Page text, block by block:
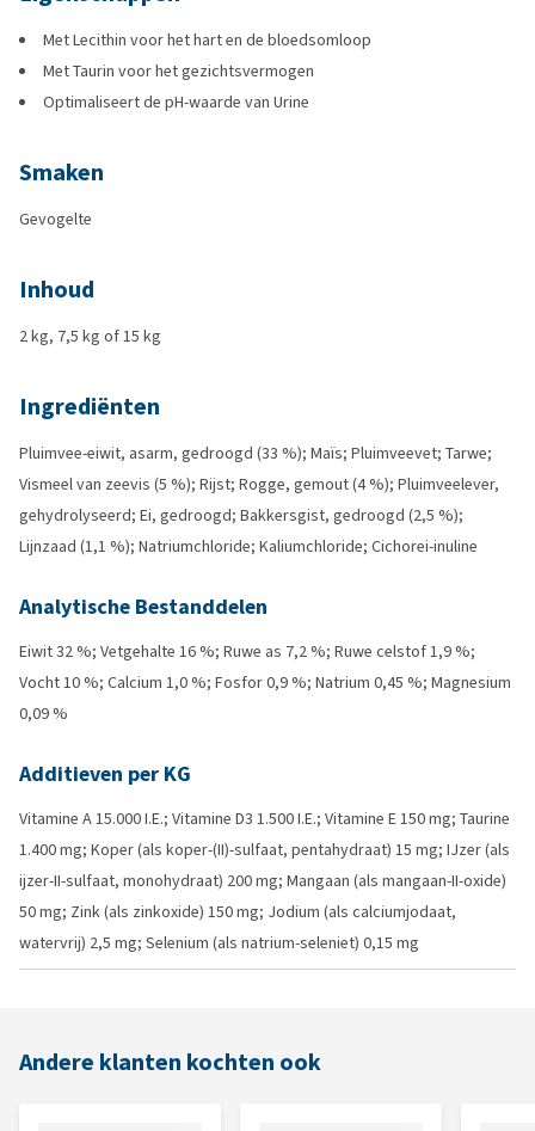
Met Lecithin voor het hart en de bloedsomloop
Met Taurin voor het gezichtsvermogen
Optimaliseert de pH-waarde van Urine
Smaken
Gevogelte
Inhoud
2 kg, 7,5 kg of 15 kg
Ingrediënten
Pluimvee-eiwit, asarm, gedroogd (33 %); Maïs; Pluimveevet; Tarwe;
Vismeel van zeevis (5 %); Rijst; Rogge, gemout (4 %); Pluimveelever,
gehydrolyseerd; Ei, gedroogd; Bakkersgist, gedroogd (2,5 %);
Lijnzaad (1,1 %); Natriumchloride; Kaliumchloride; Cichorei-inuline
Analytische Bestanddelen
Eiwit 32 %; Vetgehalte 16 %; Ruwe as 7,2 %; Ruwe celstof 1,9 %;
Vocht 10 %; Calcium 1,0 %; Fosfor 0,9 %; Natrium 0,45 %; Magnesium
0,09 %
Additieven per KG
Vitamine A 15.000 I.E.; Vitamine D3 1.500 I.E.; Vitamine E 150 mg; Taurine
1.400 mg; Koper (als koper-(II)-sulfaat, pentahydraat) 15 mg; IJzer (als
ijzer-II-sulfaat, monohydraat) 200 mg; Mangaan (als mangaan-II-oxide)
50 mg; Zink (als zinkoxide) 150 mg; Jodium (als calciumjodaat,
watervrij) 2,5 mg; Selenium (als natrium-seleniet) 0,15 mg
Andere klanten kochten ook